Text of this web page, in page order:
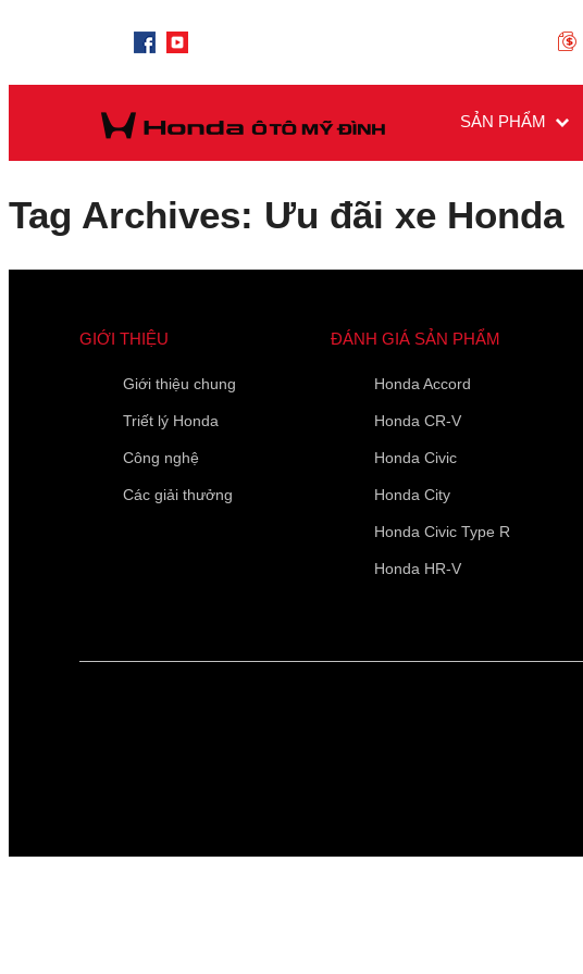
SẢN PHẨM
Tag Archives: Ưu đãi xe Honda
GIỚI THIỆU
Giới thiệu chung
Triết lý Honda
Công nghệ
Các giải thưởng
ĐÁNH GIÁ SẢN PHẨM
Honda Accord
Honda CR-V
Honda Civic
Honda City
Honda Civic Type R
Honda HR-V